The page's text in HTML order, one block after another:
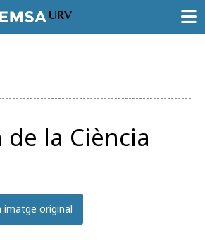
la Ciència
imatge original